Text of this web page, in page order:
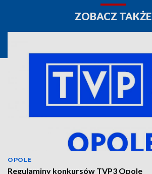
ZOBACZ TAKŻE
OPOLE
Regulaminy konkursów TVP3 Opole